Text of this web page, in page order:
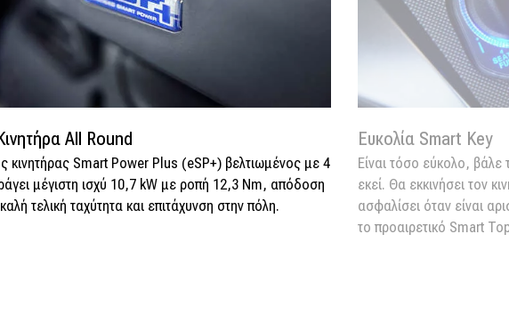
All Round
κινητήρας Smart Power Plus (eSP+) βελτιωμένος με 4
μέγιστη ισχύ 10,7 kW με ροπή 12,3 Nm, απόδοση
τελική ταχύτητα και επιτάχυνση στην πόλη.
Ευκολία Smart Key
Είναι τόσο εύκολο, βάλε
εκεί. Θα εκκινήσει τον
ασφαλίσει όταν είναι
το προαιρετικό Smart